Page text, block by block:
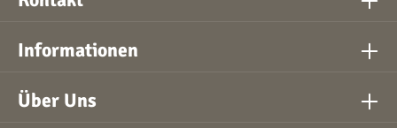
Informationen
Über Uns